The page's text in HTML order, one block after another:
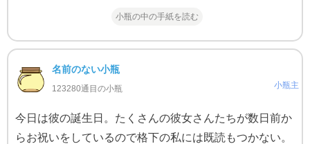
小瓶の中の手紙を読む
名前のない小瓶
123280通目の小瓶 小瓶主
今日は彼の誕生日。たくさんの彼女さんたちが数日前か
らお祝いをしているので格下の私には既読もつかない。